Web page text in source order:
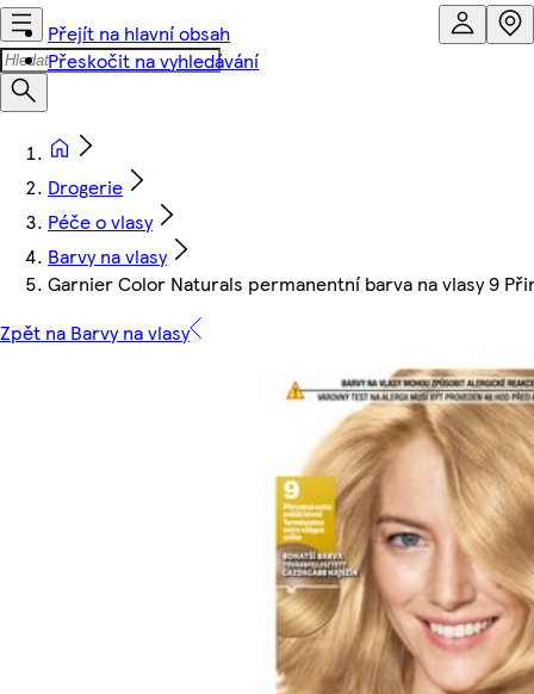
Přejít na hlavní obsah
Přeskočit na vyhledávání
Drogerie
Péče o vlasy
Barvy na vlasy
Garnier Color Naturals permanentní barva na vlasy 9
Zpět na Barvy na vlasy